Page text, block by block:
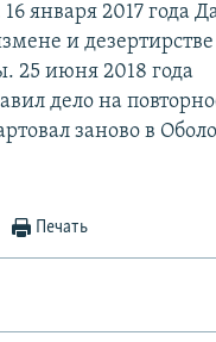
января 2017 года
и
25 июня 2018 года
дело на
заново в
Печать